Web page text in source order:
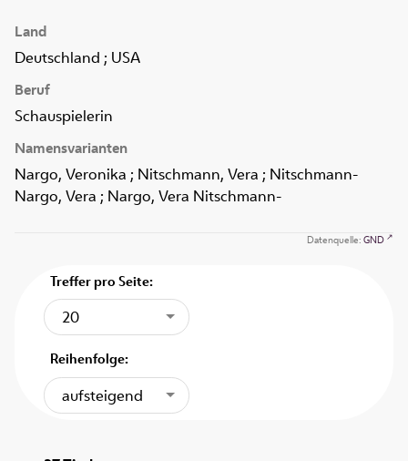
Land
Deutschland ; USA
Beruf
Schauspielerin
Namensvarianten
Nargo, Veronika ; Nitschmann, Vera ; Nitschmann-
Nargo, Vera ; Nargo, Vera Nitschmann-
Datenquelle: GND
Treffer pro Seite:
20
Reihenfolge:
aufsteigend